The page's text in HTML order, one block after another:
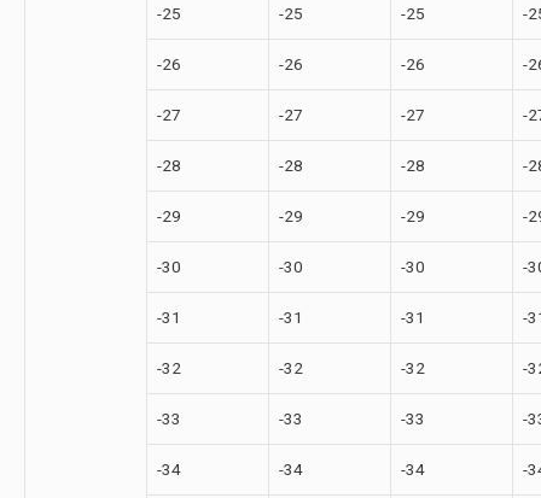
-25 -25 -25 -
-26 -26 -26 -
-27 -27 -27 -
-28 -28 -28 -
-29 -29 -29 -
-30 -30 -30 -
-31 -31 -31 -
-32 -32 -32 -
-33 -33 -33 -
-34 -34 -34 -